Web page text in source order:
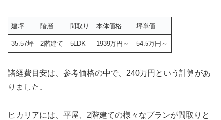
建坪 階層 間取り 本体価格 坪単価
35.57坪 2階建て 5LDK 1939万円～ 54.5万円～
諸経費目安は、参考価格の中で、240万円という計算があ
りました。
ヒカリアには、平屋、2階建ての様々なプランが間取りと